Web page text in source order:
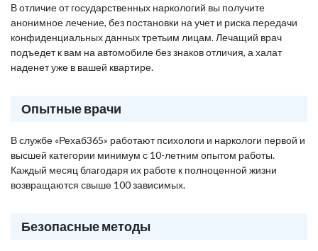
В отличие от государственных наркологий вы получите
анонимное лечение, без постановки на учет и риска передачи
конфиденциальных данных третьим лицам. Лечащий врач
подъедет к вам на автомобиле без знаков отличия, а халат
наденет уже в вашей квартире.
Опытные врачи
В службе «Рехаб365» работают психологи и наркологи первой и
высшей категории минимум с 10-летним опытом работы.
Каждый месяц благодаря их работе к полноценной жизни
возвращаются свыше 100 зависимых.
Безопасные методы